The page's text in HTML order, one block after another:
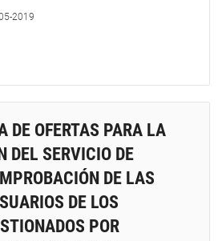
2019
DE OFERTAS PARA LA
DEL SERVICIO DE
DE LAS
DE LOS
POR